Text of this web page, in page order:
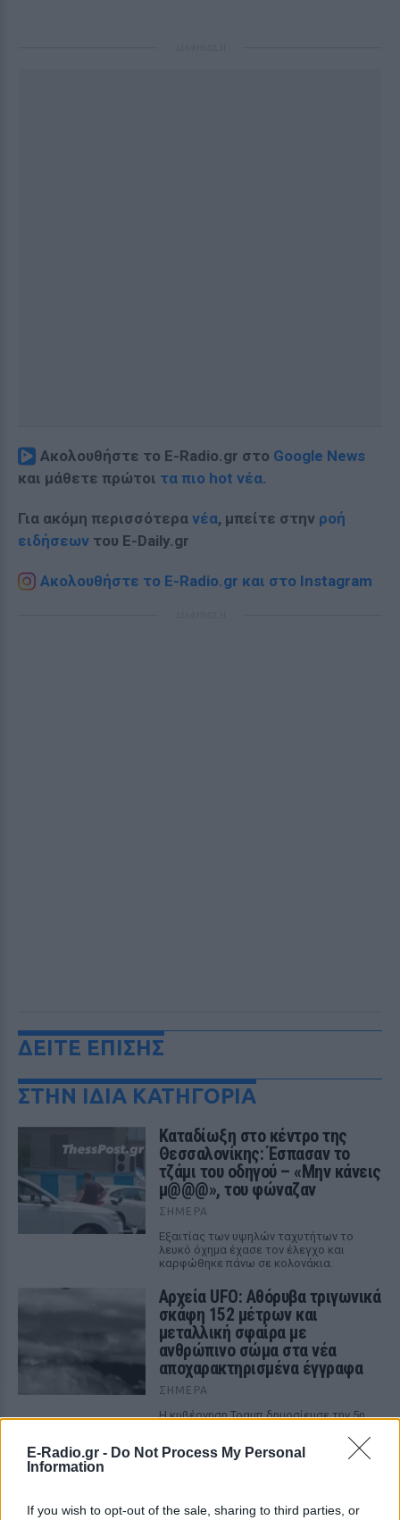
E-Radio.gr - Do Not Process My Personal
Information
If you wish to opt-out of the sale, sharing to third parties, or
Ακολουθήστε το E-Radio.gr στο Google News
και μάθετε πρώτοι τα πιο hot νέα.
Για ακόμη περισσότερα νέα, μπείτε στην ροή
ειδήσεων του E-Daily.gr
Ακολουθήστε το E-Radio.gr και στο Instagram
ΔΕΙΤΕ ΕΠΙΣΗΣ
ΣΤΗΝ ΙΔΙΑ ΚΑΤΗΓΟΡΙΑ
Καταδίωξη στο κέντρο της
Θεσσαλονίκης: Έσπασαν το
τζάμι του οδηγού – «Μην κάνεις
μ@@@», του φώναζαν
ΣΉΜΕΡΑ
Εξαιτίας των υψηλών ταχυτήτων το
λευκό όχημα έχασε τον έλεγχο και
καρφώθηκε πάνω σε κολονάκια.
Αρχεία UFO: Αθόρυβα τριγωνικά
σκάφη 152 μέτρων και
μεταλλική σφαίρα με
ανθρώπινο σώμα στα νέα
αποχαρακτηρισμένα έγγραφα
ΣΉΜΕΡΑ
Η κυβέρνηση Τραμπ δημοσίευσε την 5η
με αναφορές στρατιωτικών πιλότων,
μαρτύρων και αναλύσεων του FBI για
Φωτιά στην Κόρινθο: